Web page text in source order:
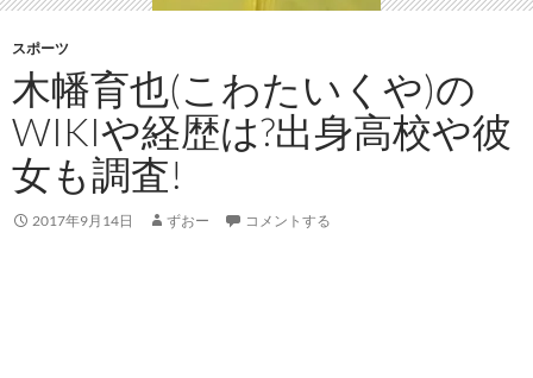
スポーツ
木幡育也(こわたいくや)の
WIKIや経歴は?出身高校や彼
女も調査!
2017年9月14日 ずおー コメントする